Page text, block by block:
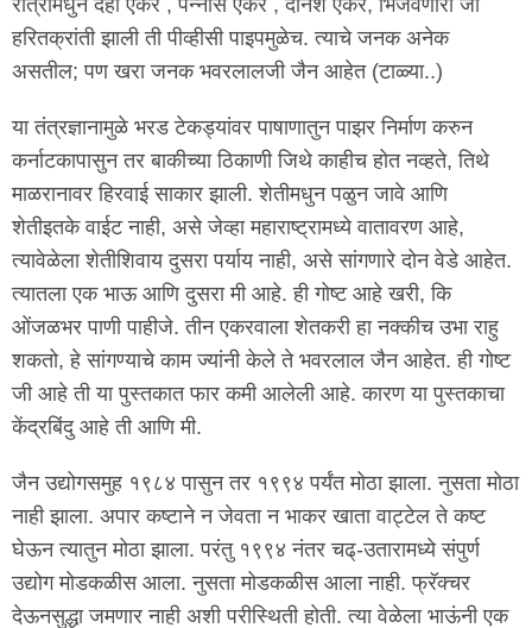
हरितक्रांती झाली ती पीव्हीसी पाइपमुळेच. त्याचे जनक अनेक
असतील; पण खरा जनक भवरलालजी जैन आहेत (टाळ्या..)
या तंत्रज्ञानामुळे भरड टेकड्यांवर पाषाणातुन पाझर निर्माण करुन
कर्नाटकापासुन तर बाकीच्या ठिकाणी जिथे काहीच होत नव्हते, तिथे
माळरानावर हिरवाई साकार झाली. शेतीमधुन पळुन जावे आणि
शेतीइतके वाईट नाही, असे जेव्हा महाराष्ट्रामध्ये वातावरण आहे,
त्यावेळेला शेतीशिवाय दुसरा पर्याय नाही, असे सांगणारे दोन वेडे आहेत.
त्यातला एक भाऊ आणि दुसरा मी आहे. ही गोष्ट आहे खरी, कि
ओंजळभर पाणी पाहीजे. तीन एकरवाला शेतकरी हा नक्कीच उभा राहु
शकतो, हे सांगण्याचे काम ज्यांनी केले ते भवरलाल जैन आहेत. ही गोष्ट
जी आहे ती या पुस्तकात फार कमी आलेली आहे. कारण या पुस्तकाचा
केंद्रबिंदु आहे ती आणि मी.
जैन उद्योगसमुह १९८४ पासुन तर १९९४ पर्यंत मोठा झाला. नुसता मोठा
नाही झाला. अपार कष्टाने न जेवता न भाकर खाता वाट्टेल ते कष्ट
घेऊन त्यातुन मोठा झाला. परंतु १९९४ नंतर चढ्-उतारामध्ये संपुर्ण
उद्योग मोडकळीस आला. नुसता मोडकळीस आला नाही. फ्रॅक्चर
देऊनसुद्धा जमणार नाही अशी परीस्थिती होती. त्या वेळेला भाऊंनी एक